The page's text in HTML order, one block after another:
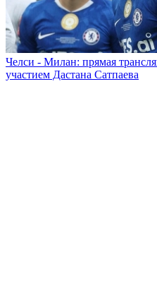
Челси - Милан: прямая
участием Дастана Сатпаева